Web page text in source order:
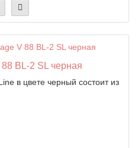
BL-2 SL черная
в цвете черный состоит из